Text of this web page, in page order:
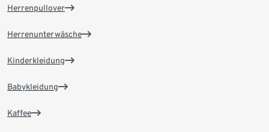
Herrenpullover
Herrenunterwäsche
Kinderkleidung
Babykleidung
Kaffee